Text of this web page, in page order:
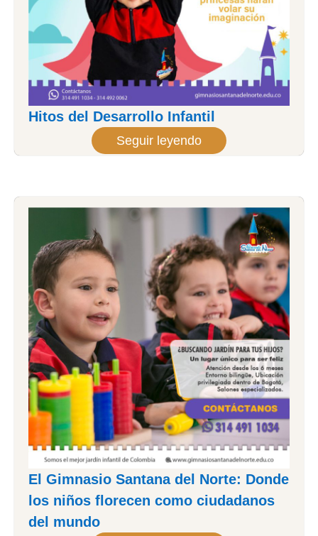
Hitos del Desarrollo Infantil
Seguir leyendo
El Gimnasio Santana del Norte: Donde
los niños florecen como ciudadanos
del mundo